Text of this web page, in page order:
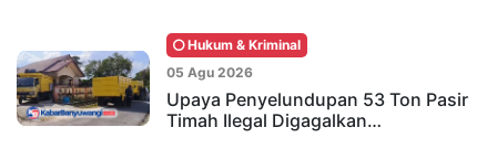
Hukum & Kriminal
05 Agu 2026
Upaya Penyelundupan 53 Ton Pasir
Timah Ilegal Digagalkan…